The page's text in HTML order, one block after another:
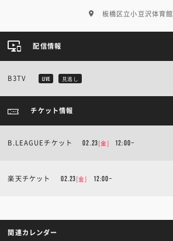
板橋区立小豆沢体育館
配信情報
B3TV LIVE 見逃し
チケット情報
B.LEAGUEチケット 02.23[金] 12:00~
楽天チケット 02.23[金] 12:00~
関連カレンダー